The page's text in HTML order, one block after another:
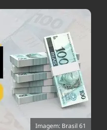
Meio Ambiente
Saúde
Tempo
Imagem: Brasil 61